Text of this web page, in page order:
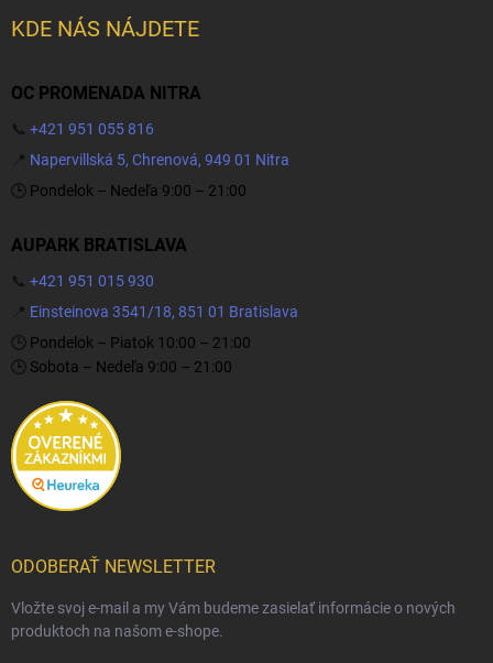
KDE NÁS NÁJDETE
OC PROMENADA NITRA
📞 +421 951 055 816
📍 Napervillská 5, Chrenová, 949 01 Nitra
🕒 Pondelok – Nedeľa 9:00 – 21:00
AUPARK BRATISLAVA
📞 +421 951 015 930
📍 Einsteinova 3541/18, 851 01 Bratislava
🕒 Pondelok – Piatok 10:00 – 21:00
🕒 Sobota – Nedeľa 9:00 – 21:00
ODOBERAŤ NEWSLETTER
Vložte svoj e-mail a my Vám budeme zasielať informácie o nových
produktoch na našom e-shope.